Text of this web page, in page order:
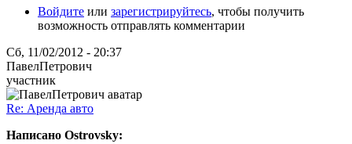
Войдите или зарегистрируйтесь, чтобы получить
возможность отправлять комментарии
Сб, 11/02/2012 - 20:37
ПавелПетрович
участник
Re: Аренда авто
Написано Ostrovsky: